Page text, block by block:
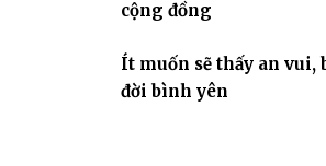
cộng đồng
Ít muốn sẽ thấy an vui,
đời bình yên